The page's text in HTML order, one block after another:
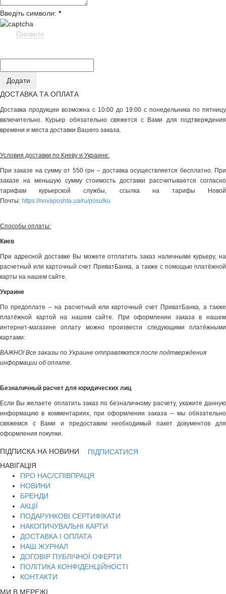
Введіть символи: *
Оновити
ДОСТАВКА ТА ОПЛАТА
Доставка продукции возможна с 10:00 до 19:00 с понедельника по пятницу
включительно. Курьер обязательно свяжется с Вами для подтверждения
времени и места доставки Вашего заказа.
Условия доставки по Киеву и Украине:
При заказе на сумму от 550 грн – доставка осуществляется бесплатно. При
заказе на меньшую сумму стоимость доставки рассчитывается согласно
тарифам курьерской службы, ссылка на тарифы Новой
Почты: https://novaposhta.ua/ru/posulku
Способы оплаты:
Киев
При адресной доставке Вы можете отплатить заказ наличными курьеру, на
расчетный или карточный счет ПриватБанка, а также с помощью платёжной
карты на нашем сайте.
Украине
По предоплате – на расчетный или карточный счет ПриватБанка, а также
платёжной картой на нашем сайте. При оформлении заказа в нашем
интернет-магазине оплату можно произвести следующими платёжными
картами:
ВАЖНО! Все заказы по Украине отправляются после подтверждения
информации об оплате.
Безналичный расчет для юридических лиц
Если Вы желаете оплатить заказ по безналичному расчету, укажите данную
информацию в комментариях, при оформлении заказа – мы обязательно
свяжемся с Вами и предоставим необходимый пакет документов для
оформления покупки.
ПІДПИСКА НА НОВИНИ
ПІДПИСАТИСЯ
НАВІГАЦІЯ
ПРО НАС/СПІВПРАЦЯ
НОВИНИ
БРЕНДИ
АКЦІЇ
ПОДАРУНКОВІ СЕРТИФІКАТИ
НАКОПИЧУВАЛЬНІ КАРТИ
ДОСТАВКА І ОПЛАТА
НАШ ЖУРНАЛ
ДОГОВІР ПУБЛІЧНОЇ ОФЕРТИ
ПОЛІТИКА КОНФІДЕНЦІЙНОСТІ
КОНТАКТИ
МИ В МЕРЕЖІ